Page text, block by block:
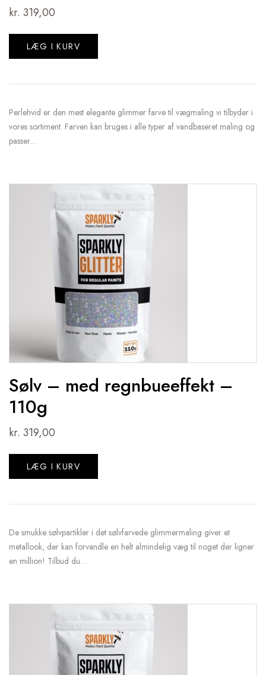
kr. 319,00
LÆG I KURV
Perlehvid er den mest elegante glimmer farve til vægmaling vi tilbyder i
vores sortiment. Farven kan bruges i alle typer af vandbaseret maling og
passer…
Sølv – med regnbueeffekt –
110g
kr. 319,00
LÆG I KURV
De smukke sølvpartikler i det sølvfarvede glimmermaling giver et
metallook, der kan forvandle en helt almindelig væg til noget der ligner
en million! Tilbud du…